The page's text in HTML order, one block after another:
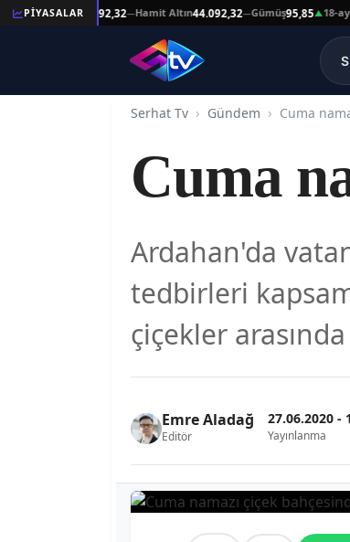
PİYASALAR
Altın44.092,32— Hamit Altın44.092,32— Gümüş95,85▲ 18-ayar-
Serhat Tv Gündem Cuma
Cuma
Ardahan'da
tedbirleri
çiçekler
Emre Aladağ
Editör
27.06.2020 -
Yayınlanma